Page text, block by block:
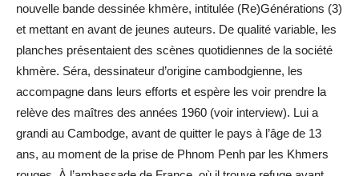
nouvelle bande dessinée khmère, intitulée (Re)Générations (3)
et mettant en avant de jeunes auteurs. De qualité variable, les
planches présentaient des scènes quotidiennes de la société
khmère. Séra, dessinateur d’origine cambodgienne, les
accompagne dans leurs efforts et espère les voir prendre la
relève des maîtres des années 1960 (voir interview). Lui a
grandi au Cambodge, avant de quitter le pays à l’âge de 13
ans, au moment de la prise de Phnom Penh par les Khmers